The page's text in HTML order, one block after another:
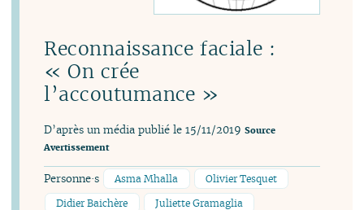
Reconnaissance faciale :
« On crée
l’accoutumance »
D’après un média publié le 15/11/2019 Source
Avertissement
Personne·s Asma Mhalla
Olivier Tesquet
Didier Baichère
Juliette Gramaglia